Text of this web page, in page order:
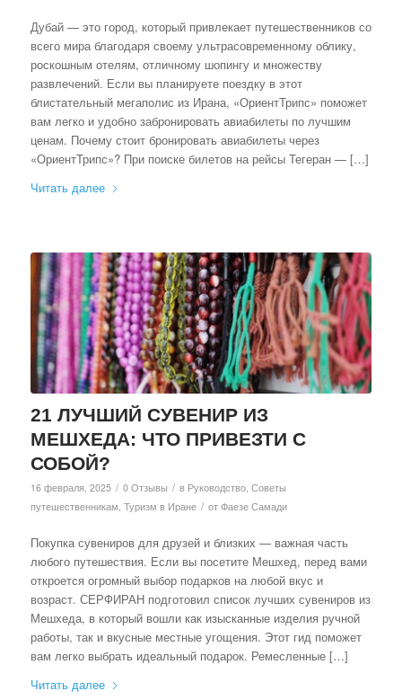
Дубай — это город, который привлекает путешественников со
всего мира благодаря своему ультрасовременному облику,
роскошным отелям, отличному шопингу и множеству
развлечений. Если вы планируете поездку в этот
блистательный мегаполис из Ирана, «ОриентТрипс» поможет
вам легко и удобно забронировать авиабилеты по лучшим
ценам. Почему стоит бронировать авиабилеты через
«ОриентТрипс»? При поиске билетов на рейсы Тегеран — […]
Читать далее
21 ЛУЧШИЙ СУВЕНИР ИЗ
МЕШХЕДА: ЧТО ПРИВЕЗТИ С
СОБОЙ?
16 февраля, 2025 / 0 Отзывы / в Руководство, Советы
путешественникам, Туризм в Иране / от Фаезе Самади
Покупка сувениров для друзей и близких — важная часть
любого путешествия. Если вы посетите Мешхед, перед вами
откроется огромный выбор подарков на любой вкус и
возраст. СЕРФИРАН подготовил список лучших сувениров из
Мешхеда, в который вошли как изысканные изделия ручной
работы, так и вкусные местные угощения. Этот гид поможет
вам легко выбрать идеальный подарок. Ремесленные […]
Читать далее